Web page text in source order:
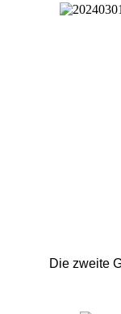
Die zweite